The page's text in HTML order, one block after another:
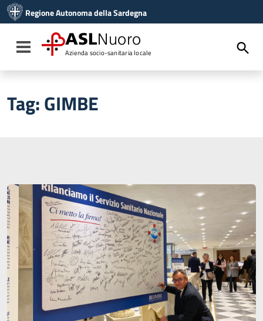
Vai al menu di navigazione
Vai al footer
Regione Autonoma della Sardegna
Toggle navigation
ASLNuoro
Azienda socio-sanitaria locale
Tag:GIMBE